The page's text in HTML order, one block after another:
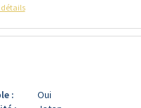
détails
:
Oui